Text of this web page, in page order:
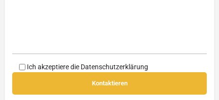
Ich akzeptiere die Datenschutzerklärung